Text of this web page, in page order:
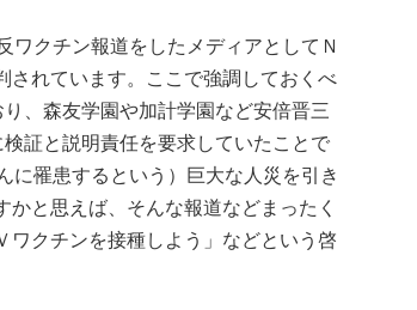
ワクチン報道をしたメディアとしてＮ
されています。ここで強調しておくべ
、森友学園や加計学園など安倍晋三
証と説明責任を要求していたことで
に罹患するという）巨大な人災を引き
と思えば、そんな報道などまったく
ワクチンを接種しよう」などという啓